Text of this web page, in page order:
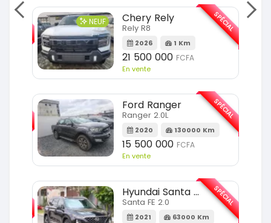
SPÉCIAL NEUF Chery Rely
Rely R8
2026 1 Km
21 500 000 FCFA
En vente
SPÉCIAL
Ford Ranger
Ranger 2.0L
2020 130000 Km
15 500 000 FCFA
En vente
SPÉCIAL
Hyundai Santa FE
Santa FE 2.0
2021 63000 Km
SPÉCIAL